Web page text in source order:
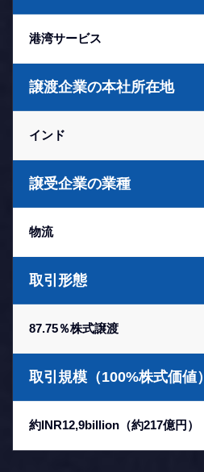
港湾サービス
譲渡企業の本社所在地
インド
譲受企業の業種
物流
取引形態
87.75％株式譲渡
取引規模（100%株式価値）
約INR12,9billion（約217億円）